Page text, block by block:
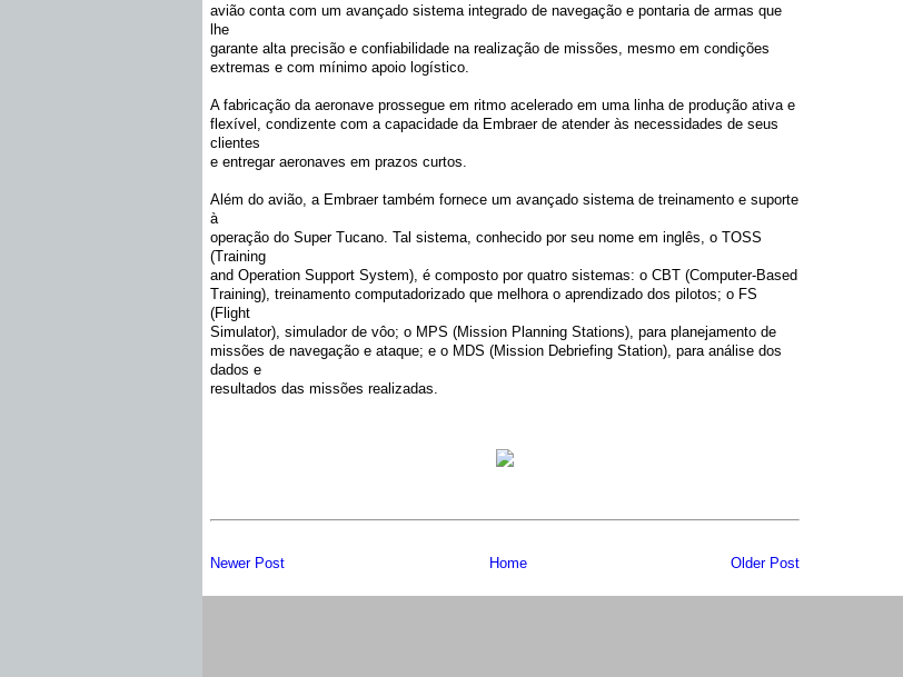
avião conta com um avançado sistema integrado de navegação e pontaria de armas que
lhe
garante alta precisão e confiabilidade na realização de missões, mesmo em condições
extremas e com mínimo apoio logístico.
A fabricação da aeronave prossegue em ritmo acelerado em uma linha de produção ativa e
flexível, condizente com a capacidade da Embraer de atender às necessidades de seus
clientes
e entregar aeronaves em prazos curtos.
Além do avião, a Embraer também fornece um avançado sistema de treinamento e suporte
à
operação do Super Tucano. Tal sistema, conhecido por seu nome em inglês, o TOSS
(Training
and Operation Support System), é composto por quatro sistemas: o CBT (Computer-Based
Training), treinamento computadorizado que melhora o aprendizado dos pilotos; o FS
(Flight
Simulator), simulador de vôo; o MPS (Mission Planning Stations), para planejamento de
missões de navegação e ataque; e o MDS (Mission Debriefing Station), para análise dos
dados e
resultados das missões realizadas.
Newer Post Older Post
Home